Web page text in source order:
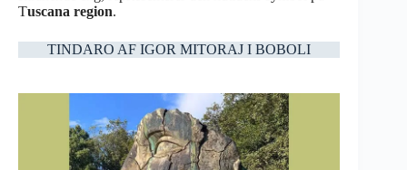
Tuscana region.
TINDARO AF IGOR MITORAJ I BOBOLI